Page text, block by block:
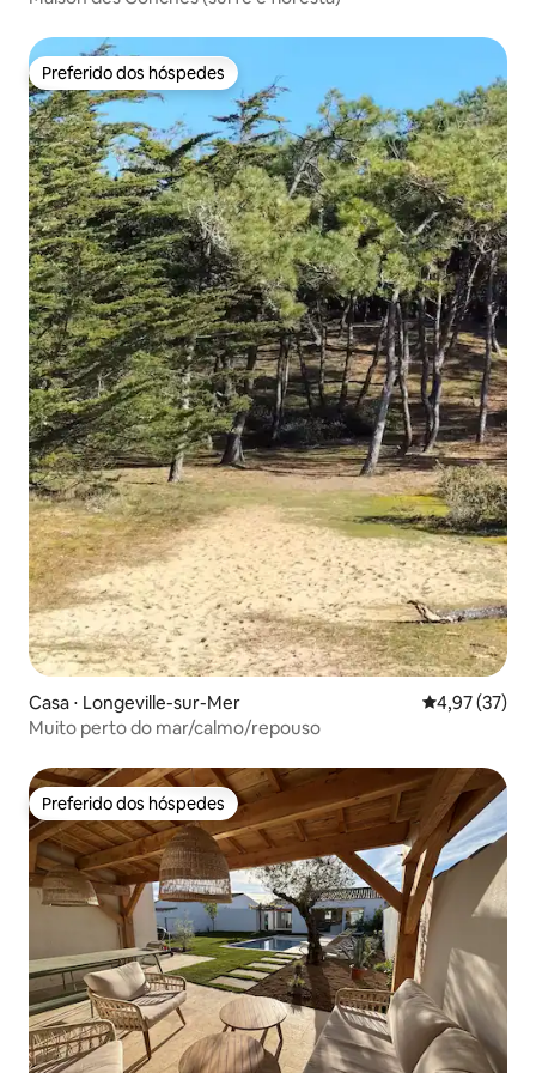
Preferido dos hóspedes
Preferido dos hóspedes
Casa ⋅ Longeville-sur-Mer 4,97 de uma
4,97 (37)
Muito perto do mar/calmo/repouso
Preferido dos hóspedes
Preferido dos hóspedes